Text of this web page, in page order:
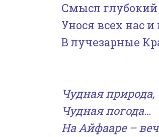
Смысл глубокий
Унося всех нас и
В лучезарные
Чудная природа,
Чудная погода…
На Айфааре –